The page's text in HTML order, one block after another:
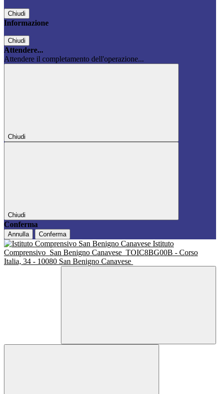
Chiudi
Informazione
Chiudi
Attendere...
Attendere il completamento dell'operazione...
Chiudi
Chiudi
Conferma
Annulla Conferma
Istituto
Comprensivo San Benigno Canavese TOIC8BG00B - Corso
Italia, 34 - 10080 San Benigno Canavese